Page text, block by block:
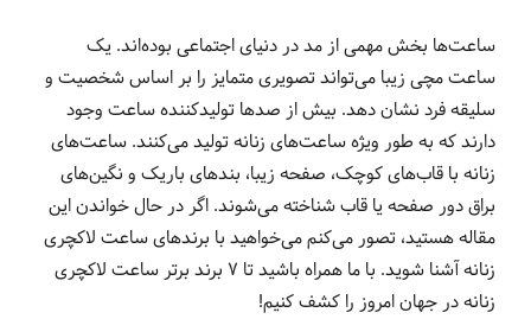
ساعت‌ها بخش مهمی از مد در دنیای اجتماعی بوده‌اند. یک
ساعت مچی زیبا می‌تواند تصویری متمایز را بر اساس شخصیت و
سلیقه فرد نشان دهد. بیش از صدها تولیدکننده ساعت وجود
دارند که به طور ویژه ساعت‌های زنانه تولید می‌کنند. ساعت‌های
زنانه با قاب‌های کوچک، صفحه زیبا، بند‌های باریک و نگین‌های
براق دور صفحه یا قاب شناخته می‌شوند. اگر در حال خواندن این
مقاله هستید، تصور می‌کنم می‌خواهید با برندهای ساعت لاکچری
زنانه آشنا شوید. با ما همراه باشید تا 7 برند برتر ساعت لاکچری
زنانه در جهان امروز را کشف کنیم!